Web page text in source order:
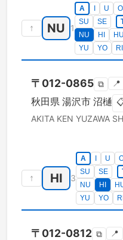
↑ NU 1
A U O
SU
SE
NU
HI HU
YU
YO RI
〒 012-0865 ⧉ 📍
秋田県 湯沢市 沼樋
AKITA KEN YUZAWA
↑ HI 3
A U
SU
SE
NU
HI
YU
YO RI
〒 012-0812 ⧉ 📍